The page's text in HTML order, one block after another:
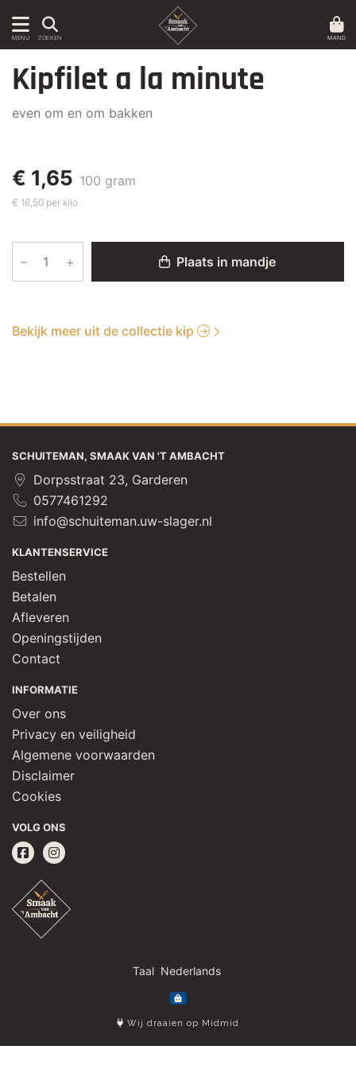
MENU ZOEKEN MAND
Kipfilet a la minute
even om en om bakken
€ 1,65 100 gram
€ 16,50 per kilo
– + Plaats in mandje
Bekijk meer uit de collectie kip
SCHUITEMAN, SMAAK VAN 'T AMBACHT
Dorpsstraat 23, Garderen
0577461292
info@schuiteman.uw-slager.nl
KLANTENSERVICE
Bestellen
Betalen
Afleveren
Openingstijden
Contact
INFORMATIE
Over ons
Privacy en veiligheid
Algemene voorwaarden
Disclaimer
Cookies
VOLG ONS
Taal
Wij draaien op Midmid